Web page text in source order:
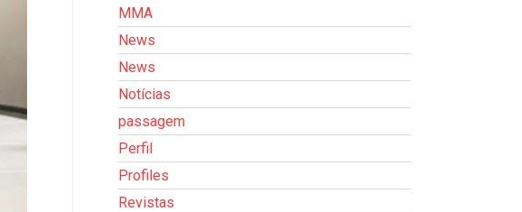
MMA
News
News
Notícias
passagem
Perfil
Profiles
Revistas